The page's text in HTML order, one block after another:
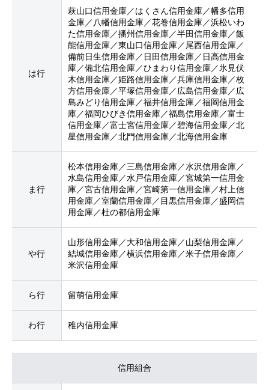
は行
萩山口信用金庫／はくさん信用金庫／幡多信用
金庫／八幡信用金庫／花巻信用金庫／浜松いわ
た信用金庫／播州信用金庫／半田信用金庫／飯
能信用金庫／東山口信用金庫／尾西信用金庫／
備前日生信用金庫／日田信用金庫／日高信用金
庫／備北信用金庫／ひまわり信用金庫／氷見伏
木信用金庫／姫路信用金庫／兵庫信用金庫／枚
方信用金庫／平塚信用金庫／広島信用金庫／広
島みどり信用金庫／福井信用金庫／福岡信用金
庫／福岡ひびき信用金庫／福島信用金庫／富士
信用金庫／富士宮信用金庫／碧海信用金庫／北
星信用金庫／北門信用金庫／北海信用金庫
ま行
松本信用金庫／三島信用金庫／水沢信用金庫／
水島信用金庫／水戸信用金庫／宮城第一信用金
庫／宮古信用金庫／宮崎第一信用金庫／村上信
用金庫／室蘭信用金庫／目黒信用金庫／盛岡信
用金庫／杜の都信用金庫
や行
山形信用金庫／大和信用金庫／山梨信用金庫／
結城信用金庫／横浜信用金庫／米子信用金庫／
米沢信用金庫
ら行 留萌信用金庫
わ行 稚内信用金庫
信用組合